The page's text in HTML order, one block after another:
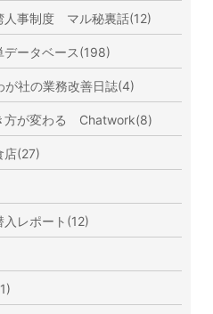
事制度 マル秘裏話(12)
データベース(198)
社の業務改善日誌(4)
方が変わる Chatwork(8)
店(27)
レポート(12)